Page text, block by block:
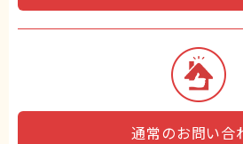
通常のお問い合